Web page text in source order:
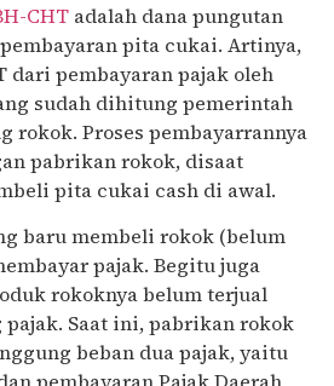
CHT adalah dana pungutan
pita cukai. Artinya,
dari pembayaran pajak oleh
sudah dihitung pemerintah
rokok. Proses pembayarrannya
pabrikan rokok, disaat
pita cukai cash di awal.
baru membeli rokok (belum
pajak. Begitu juga
rokoknya belum terjual
pajak. Saat ini, pabrikan rokok
beban dua pajak, yaitu